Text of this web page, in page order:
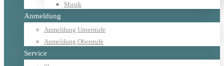
Musik
Anmeldung
Anmeldung Unterstufe
Anmeldung Oberstufe
Service